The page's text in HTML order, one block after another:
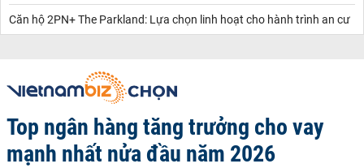
Căn hộ 2PN+ The Parkland: Lựa chọn linh hoạt cho hành trình an cư
Top ngân hàng tăng trưởng cho vay
mạnh nhất nửa đầu năm 2026